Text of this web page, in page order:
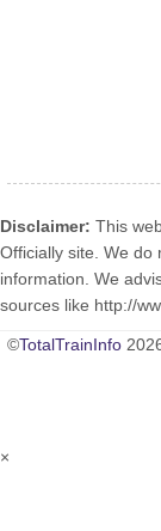
Disclaimer: This
Officially site. We do
information. We
sources like http://
©TotalTrainInfo
×